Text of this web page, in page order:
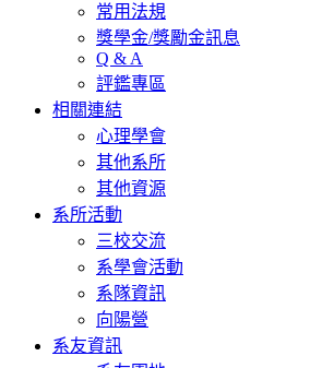
常用法規
獎學金/獎勵金訊息
Q & A
評鑑專區
相關連結
心理學會
其他系所
其他資源
系所活動
三校交流
系學會活動
系隊資訊
向陽營
系友資訊